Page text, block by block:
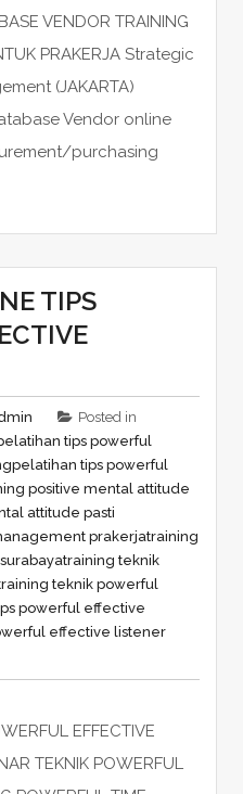
VENDOR TRAINING
PRAKERJA Strategic
(JAKARTA)
Vendor online
purchasing
TIPS
Posted in
tips powerful
pelatihan tips powerful
positive mental attitude
attitude pasti
prakerjatraining
training teknik
teknik powerful
powerful effective
effective listener
EFFECTIVE
TEKNIK POWERFUL